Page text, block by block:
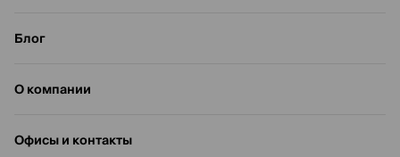
Блог
О компании
Офисы и контакты